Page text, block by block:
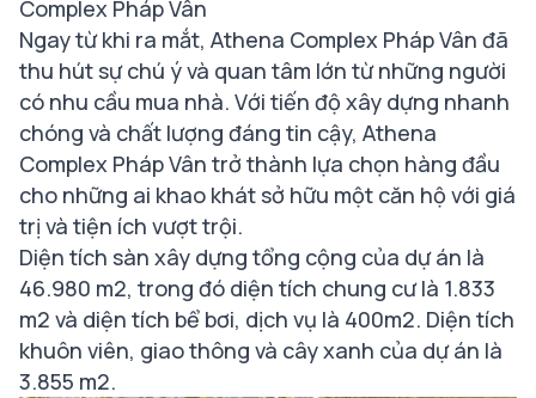
Complex Pháp Vân
Ngay từ khi ra mắt, Athena Complex Pháp Vân đã
thu hút sự chú ý và quan tâm lớn từ những người
có nhu cầu mua nhà. Với tiến độ xây dựng nhanh
chóng và chất lượng đáng tin cậy, Athena
Complex Pháp Vân trở thành lựa chọn hàng đầu
cho những ai khao khát sở hữu một căn hộ với giá
trị và tiện ích vượt trội.
Diện tích sàn xây dựng tổng cộng của dự án là
46.980 m2, trong đó diện tích chung cư là 1.833
m2 và diện tích bể bơi, dịch vụ là 400m2. Diện tích
khuôn viên, giao thông và cây xanh của dự án là
3.855 m2.